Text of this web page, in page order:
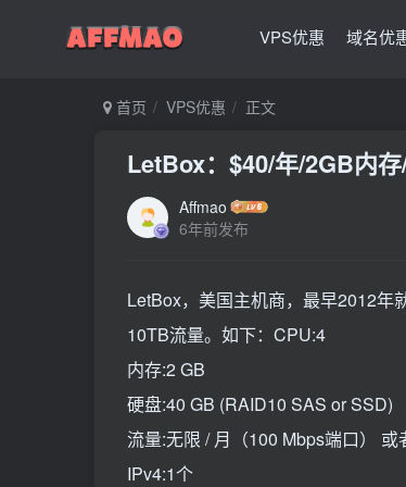
VPS优惠 域名优
首页 VPS优惠 正文
LetBox：$40/年/2GB内
Affmao
6年前发布
LetBox，美国主机商，最早2012年
10TB流量。如下：CPU:4
内存:2 GB
硬盘:40 GB (RAID10 SAS or SSD)
流量:无限 / 月（100 Mbps端口） 或
IPv4:1个